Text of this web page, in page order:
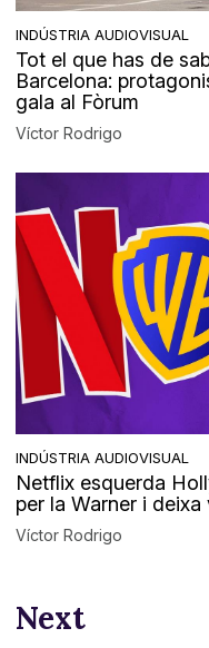
INDÚSTRIA AUDIOVISUAL
Tot el que has de
Barcelona:
gala al Fòrum
Víctor Rodrigo
INDÚSTRIA AUDIOVISUAL
Netflix esquerda
per la Warner i
Víctor Rodrigo
Next